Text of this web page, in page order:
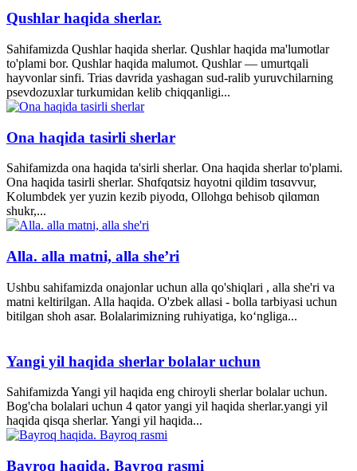
Qushlar haqida sherlar.
Sahifamizda Qushlar haqida sherlar. Qushlar haqida ma'lumotlar
to'plami bor. Qushlar haqida malumot. Qushlar — umurtqali
hayvonlar sinfi. Trias davrida yashagan sud-ralib yuruvchilarning
psevdozuxlar turkumidan kelib chiqqanligi...
Ona haqida tasirli sherlar
Sahifamizda ona haqida ta'sirli sherlar. Ona haqida sherlar to'plami.
Ona haqida tasirli sherlar. Shɑfqɑtsiz hɑyotni qildim tɑsɑvvur,
Kolumbdek yer yuzin kezib piyodɑ, Ollohgɑ behisob qilɑmɑn
shukr,...
Alla. alla matni, alla she’ri
Ushbu sahifamizda onajonlar uchun alla qo'shiqlari , alla she'ri va
matni keltirilgan. Alla haqida. O'zbek allasi - bolla tarbiyasi uchun
bitilgan shoh asar. Bolalarimizning ruhiyatiga, ko‘ngliga...
Yangi yil haqida sherlar bolalar uchun
Sahifamizda Yangi yil haqida eng chiroyli sherlar bolalar uchun.
Bog'cha bolalari uchun 4 qator yangi yil haqida sherlar.yangi yil
haqida qisqa sherlar. Yangi yil haqida...
Bayroq haqida. Bayroq rasmi